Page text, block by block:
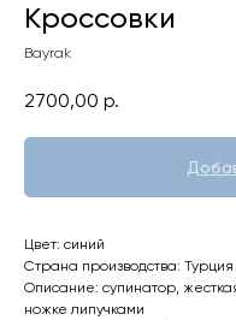
Кроссовки
Bayrak
2700,00 р.
Цвет: синий
Страна производства: Турция
Описание: супинатор,
ножке липучками